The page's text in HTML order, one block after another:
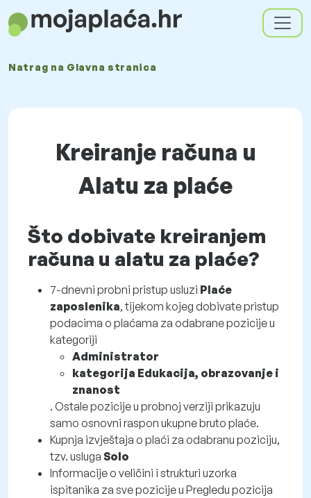
Natrag na Glavna stranica
Kreiranje računa u
Alatu za plaće
Što dobivate kreiranjem
računa u alatu za plaće?
7-dnevni probni pristup usluzi Plaće
zaposlenika, tijekom kojeg dobivate pristup
podacima o plaćama za odabrane pozicije u
kategoriji
Administrator
kategorija Edukacija, obrazovanje i
znanost
. Ostale pozicije u probnoj verziji prikazuju
samo osnovni raspon ukupne bruto plaće.
Kupnja izvještaja o plaći za odabranu poziciju,
tzv. usluga Solo
Informacije o veličini i strukturi uzorka
ispitanika za sve pozicije u Pregledu pozicija